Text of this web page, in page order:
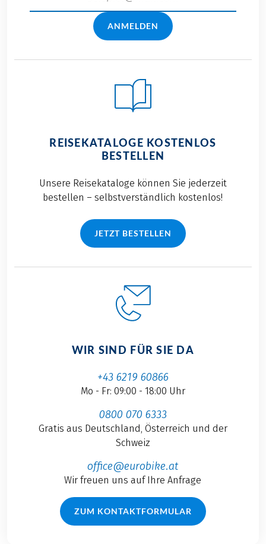
ANMELDEN
REISEKATALOGE KOSTENLOS
BESTELLEN
Unsere Reisekataloge können Sie jederzeit
bestellen – selbstverständlich kostenlos!
JETZT BESTELLEN
WIR SIND FÜR SIE DA
+43 6219 60866
Mo - Fr: 09:00 - 18:00 Uhr
0800 070 6333
Gratis aus Deutschland, Österreich und der
Schweiz
office@eurobike.at
Wir freuen uns auf Ihre Anfrage
ZUM KONTAKTFORMULAR